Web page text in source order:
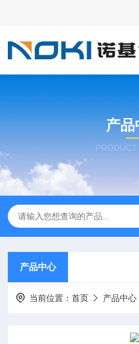
产品
产品中心
当前位置：首页 产品中心